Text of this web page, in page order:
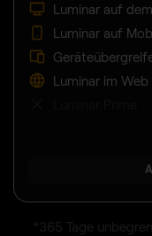
Luminar auf
Luminar auf
Luminar im Web
*365 Tage